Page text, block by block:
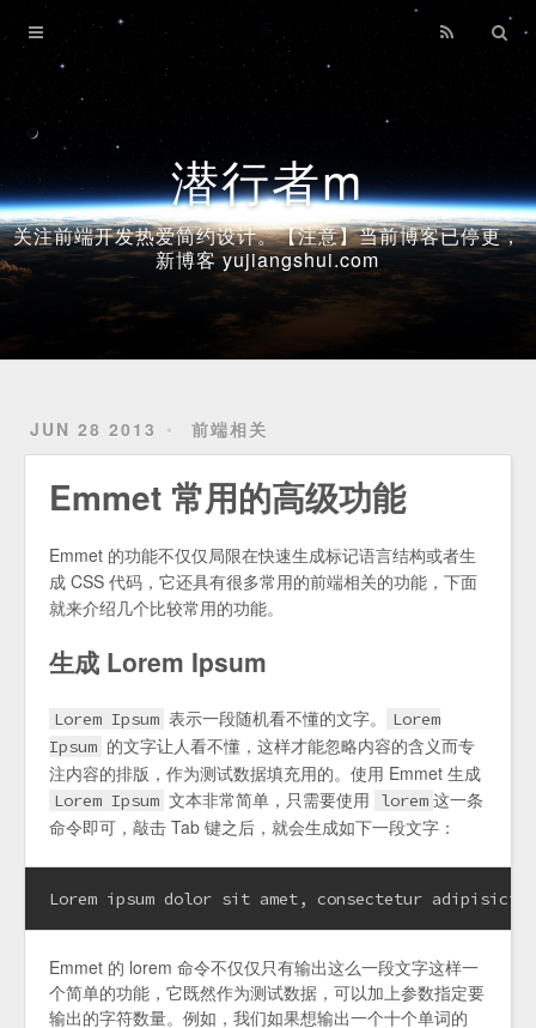
潜行者m
关注前端开发热爱简约设计。【注意】当前博客已停更，
新博客 yujiangshui.com
JUN 28 2013 前端相关
Emmet 常用的高级功能
Emmet 的功能不仅仅局限在快速生成标记语言结构或者生
成 CSS 代码，它还具有很多常用的前端相关的功能，下面
就来介绍几个比较常用的功能。
生成 Lorem Ipsum
Lorem Ipsum 表示一段随机看不懂的文字。
Lorem
Ipsum 的文字让人看不懂，这样才能忽略内容的含义而专
注内容的排版，作为测试数据填充用的。使用 Emmet 生成
Lorem Ipsum 文本非常简单，只需要使用 lorem 这一条
命令即可，敲击 Tab 键之后，就会生成如下一段文字：
Lorem ipsum dolor sit amet, consectetur
Emmet 的 lorem 命令不仅仅只有输出这么一段文字这样一
个简单的功能，它既然作为测试数据，可以加上参数指定要
输出的字符数量。例如，我们如果想输出一个十个单词的
Home